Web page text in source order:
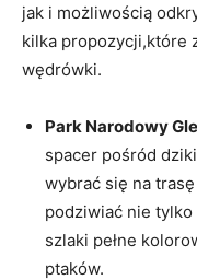
jak i możliwością
kilka propozycji,które
wędrówki.
Park Narodowy
spacer pośród
wybrać się na
podziwiać nie
szlaki pełne
ptaków.